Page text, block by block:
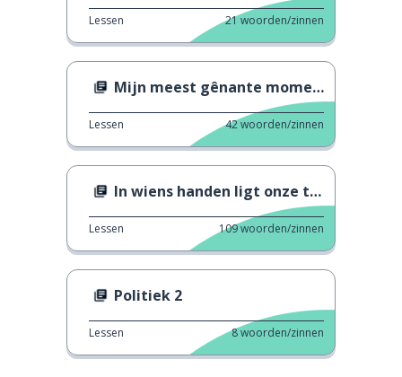
Lessen 21woorden/zinnen
Mijn meest gênante moment
Lessen 42woorden/zinnen
In wiens handen ligt onze toekomst?
Lessen 109woorden/zinnen
Politiek 2
Lessen 8woorden/zinnen